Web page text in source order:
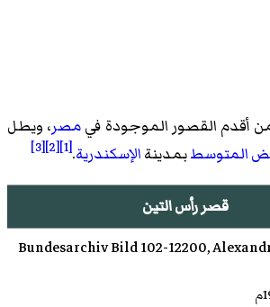
أقدم القصور الموجودة فيمصر، ويطل
المتوسطبمدينةالإسكندرية.
[1]
[2]
[3]
قصر رأس التين